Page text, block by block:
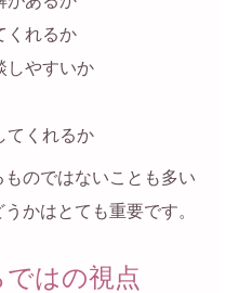
くれるか
しやすいか
てくれるか
のではないことも多い
かはとても重要です。
はの視点